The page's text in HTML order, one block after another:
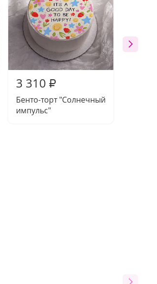
3 310 ₽
Бенто-торт "Солнечный
импульс"